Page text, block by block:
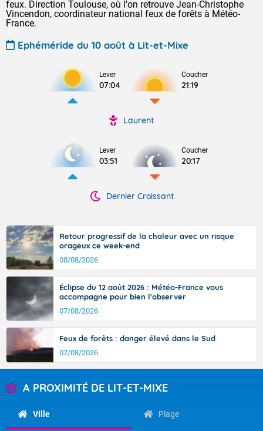
feux. Direction Toulouse, où l'on retrouve Jean-Christophe
Vincendon, coordinateur national feux de forêts à Météo-
France.
Ephéméride du 10 août à Lit-et-Mixe
Lever
07:04
Coucher
21:19
Laurent
Lever
03:51
Coucher
20:17
Dernier Croissant
Retour progressif de la chaleur avec un risque
orageux ce week-end
08/08/2026
Éclipse du 12 août 2026 : Météo-France vous
accompagne pour bien l'observer
07/08/2026
Feux de forêts : danger élevé dans le Sud
07/08/2026
A PROXIMITÉ DE LIT-ET-MIXE
Ville Plage